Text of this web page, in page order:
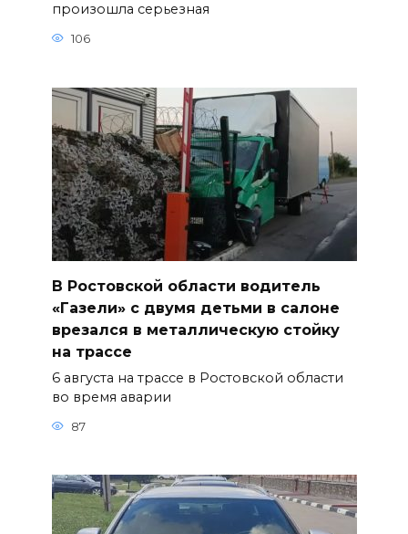
произошла серьезная
106
В Ростовской области водитель
«Газели» с двумя детьми в салоне
врезался в металлическую стойку
на трассе
6 августа на трассе в Ростовской области
во время аварии
87